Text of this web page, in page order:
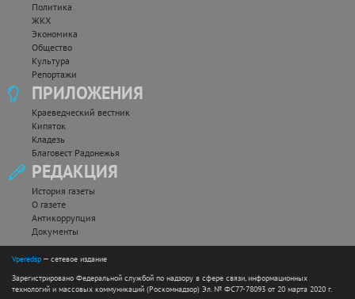
Политика
ЖКХ
Экономика
Общество
Культура
Репортажи
ПРИЛОЖЕНИЯ
Краеведческий вестник
Кипяток
Кладезь
Благовест Радонежья
РЕДАКЦИЯ
История газеты
О газете
Антикоррупция
Документы
Vperedsp — сетевое издание
Зарегистрировано Федеральной службой по надзору в сфере связи, информационных
технологий и массовых коммуникаций (Роскомнадзор) Эл. № ФС77-78093 от 20 марта 2020 г.